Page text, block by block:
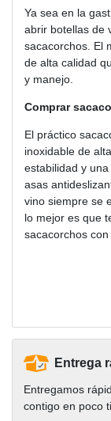
Ya sea en la
abrir botellas de
sacacorchos. El
de alta calidad
y manejo.
Comprar
El práctico
inoxidable de
estabilidad y
asas
vino siempre se
lo mejor es que
sacacorchos
Entrega
Entregamos
contigo en poco